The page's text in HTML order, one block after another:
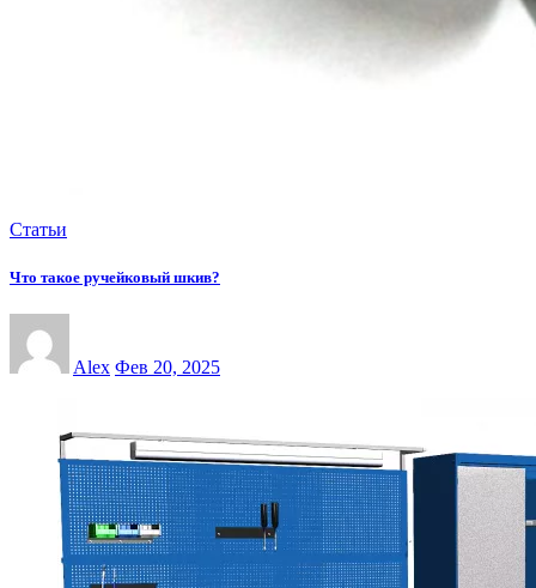
Статьи
Что такое ручейковый шкив?
Alex Фев 20, 2025